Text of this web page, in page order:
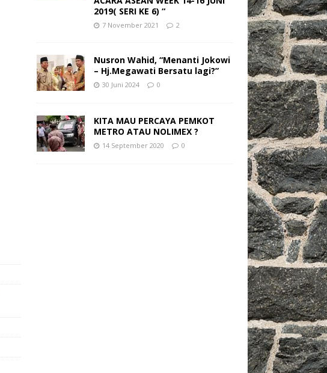
2019( SERI KE 6) “
7 November 2021 2
Nusron Wahid, “Menanti Jokowi
– Hj.Megawati Bersatu lagi?”
30 Juni 2024 0
KITA MAU PERCAYA PEMKOT
METRO ATAU NOLIMEX ?
14 September 2020 0